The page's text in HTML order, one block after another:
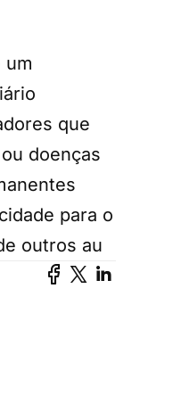
um
que
doenças
para o
outros au